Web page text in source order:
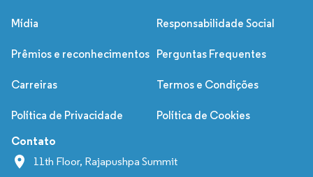
Mídia Responsabilidade Social
Prêmios e reconhecimentos Perguntas Frequentes
Carreiras Termos e Condições
Política de Privacidade Política de Cookies
Contato
11th Floor, Rajapushpa Summit